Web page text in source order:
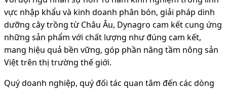
vực nhập khẩu và kinh doanh phân bón, giải pháp dinh
dưỡng cây trồng từ Châu Âu, Dynagro cam kết cung ứng
những sản phẩm với chất lượng như đúng cam kết,
mang hiệu quả bền vững, góp phần nâng tầm nông sản
Việt trên thị trường thế giới.
Quý doanh nghiệp, quý đối tác quan tâm đến các dòng